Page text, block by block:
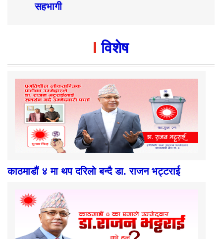
सहभागी
विशेष
काठमाडौं ४ मा थप दरिलो बन्दै डा. राजन भट्टराई